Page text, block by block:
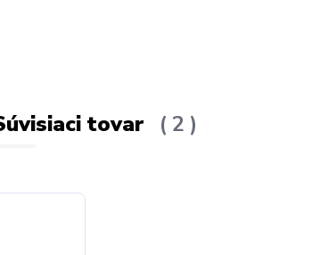
tovar 2